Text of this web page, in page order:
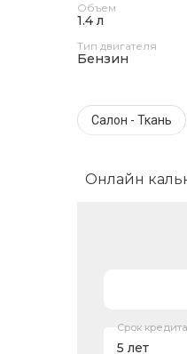
Объем
1.4 л
Тип двигателя
Бензин
Салон - Ткань
Онлайн
Срок кредита